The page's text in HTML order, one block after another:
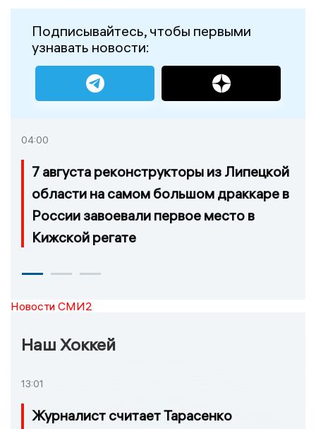
Подписывайтесь, чтобы первыми
узнавать новости:
04:00
7 августа реконструкторы из Липецкой
области на самом большом драккаре в
России завоевали первое место в
Кижской регате
Новости СМИ2
Наш Хоккей
13:01
Журналист считает Тарасенко